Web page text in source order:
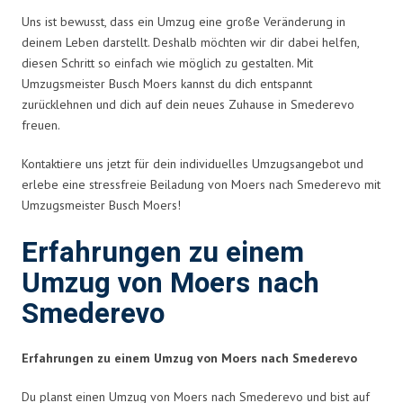
Uns ist bewusst, dass ein Umzug eine große Veränderung in
deinem Leben darstellt. Deshalb möchten wir dir dabei helfen,
diesen Schritt so einfach wie möglich zu gestalten. Mit
Umzugsmeister Busch Moers kannst du dich entspannt
zurücklehnen und dich auf dein neues Zuhause in Smederevo
freuen.
Kontaktiere uns jetzt für dein individuelles Umzugsangebot und
erlebe eine stressfreie Beiladung von Moers nach Smederevo mit
Umzugsmeister Busch Moers!
Erfahrungen zu einem
Umzug von Moers nach
Smederevo
Erfahrungen zu einem Umzug von Moers nach Smederevo
Du planst einen Umzug von Moers nach Smederevo und bist auf